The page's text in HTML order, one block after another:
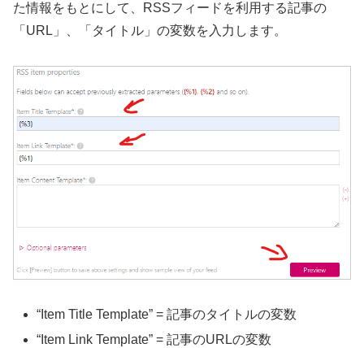
た情報をもとにして、RSSフィードを利用する記事の
「URL」、「タイトル」の変数を入力します。
“Item Title Template” = 記事のタイトルの変数
“Item Link Template” = 記事のURLの変数